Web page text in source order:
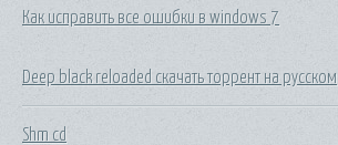
Как исправить все ошибки в windows 7
Deep black reloaded скачать торрент на русском
Shm cd